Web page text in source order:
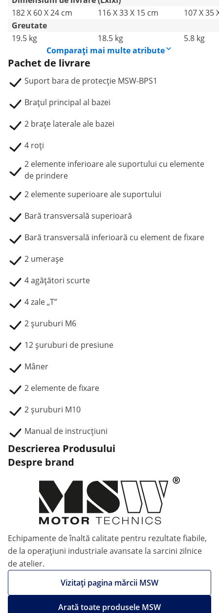
182 X 60 X 24 cm
116 X 33 X 15 cm
107 X 35
Greutate
19.5 kg
18.5 kg
5.8 kg
Comparați mai multe atribute
Pachet de livrare
Suport bara de protecție MSW-BPS1
Brațul principal al bazei
2 brațe laterale ale bazei
4 roți
2 elemente inferioare ale suportului cu elemente
de prindere
2 elemente superioare ale suportului
Bară transversală superioară
Bară transversală inferioară cu element de fixare
2 umerașe
4 agățători scurte
4 zale „T”
2 șuruburi M6
12 șuruburi de presiune
Mâner
2 elemente de fixare
2 șuruburi M10
Manual de instrucțiuni
Descrierea Produsului
Despre brand
Echipamente de înaltă calitate pentru rezultate fiabile,
de la operațiuni industriale avansate la sarcini zilnice
de atelier.
Vizitați pagina mărcii MSW
Arată toate produsele MSW